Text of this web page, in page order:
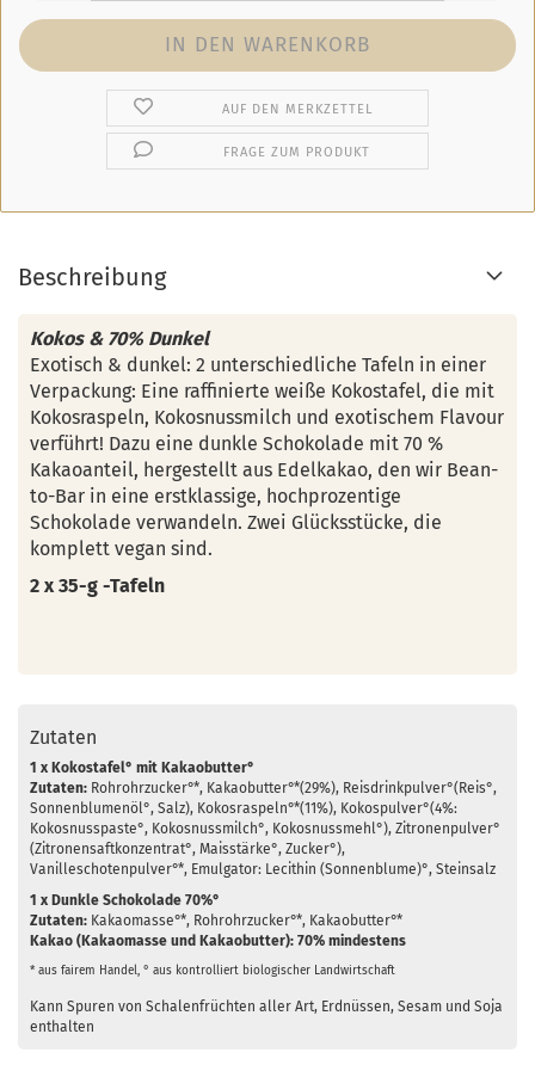
AUF DEN MERKZETTEL
FRAGE ZUM PRODUKT
Beschreibung
Kokos & 70% Dunkel
Exotisch & dunkel: 2 unterschiedliche Tafeln in einer
Verpackung: Eine raffinierte weiße Kokostafel, die mit
Kokosraspeln, Kokosnussmilch und exotischem Flavour
verführt! Dazu eine dunkle Schokolade mit 70 %
Kakaoanteil, hergestellt aus Edelkakao, den wir Bean-
to-Bar in eine erstklassige, hochprozentige
Schokolade verwandeln. Zwei Glücksstücke, die
komplett vegan sind.
2 x 35-g -Tafeln
Zutaten
1 x Kokostafel° mit Kakaobutter°
Zutaten: Rohrohrzucker°*, Kakaobutter°*(29%), Reisdrinkpulver°(Reis°,
Sonnenblumenöl°, Salz), Kokosraspeln°*(11%), Kokospulver°(4%:
Kokosnusspaste°, Kokosnussmilch°, Kokosnussmehl°), Zitronenpulver°
(Zitronensaftkonzentrat°, Maisstärke°, Zucker°),
Vanilleschotenpulver°*, Emulgator: Lecithin (Sonnenblume)°, Steinsalz
1 x Dunkle Schokolade 70%°
Zutaten: Kakaomasse°*, Rohrohrzucker°*, Kakaobutter°*
Kakao (Kakaomasse und Kakaobutter): 70% mindestens
* aus fairem Handel, ° aus kontrolliert biologischer Landwirtschaft
Kann Spuren von Schalenfrüchten aller Art, Erdnüssen, Sesam und Soja
enthalten